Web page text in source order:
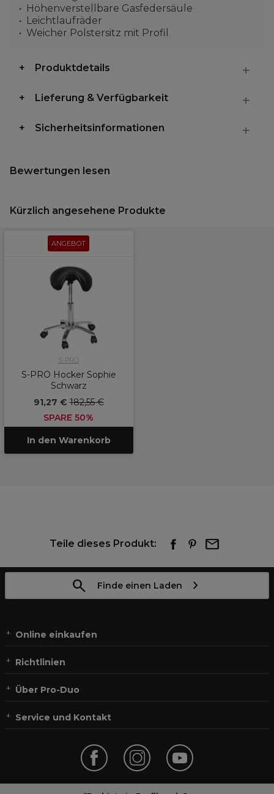
Höhenverstellbare Gasfedersäule
Leichtlaufräder
Weicher Polstersitz mit Profil
Produktdetails
Lieferung & Verfügbarkeit
Sicherheitsinformationen
Bewertungen lesen
Kürzlich angesehene Produkte
ANGEBOT
S-PRO
S-PRO Hocker Sophie
Schwarz
91,27 €182,55 €
SPARE 50%
In den Warenkorb
Teile dieses Produkt:
Finde einen Laden
Online einkaufen
Richtlinien
Über Pro-Duo
Service und Kontakt